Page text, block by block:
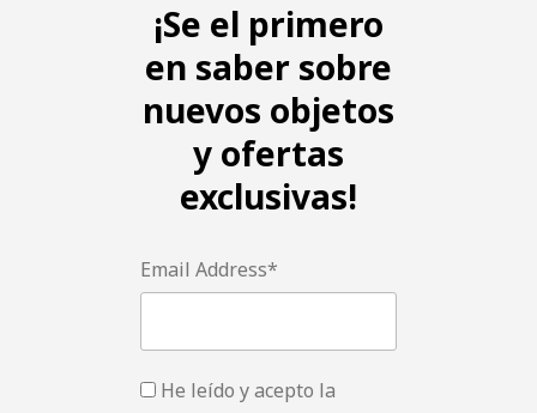
¡Se el primero
en saber sobre
nuevos objetos
y ofertas
exclusivas!
Email Address*
He leído y acepto la